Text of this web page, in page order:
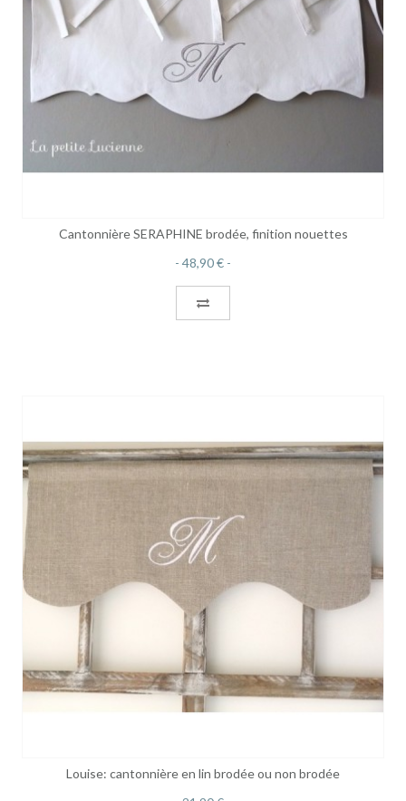
Cantonnière SERAPHINE brodée, finition nouettes
48,90 €
Louise: cantonnière en lin brodée ou non brodée